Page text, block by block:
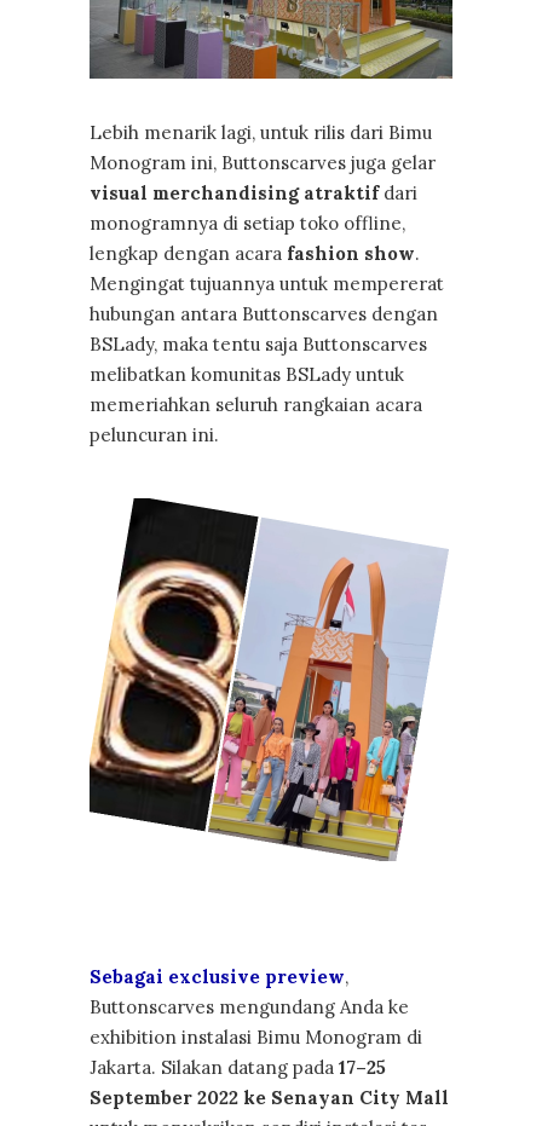
Lebih menarik lagi, untuk rilis dari Bimu
Monogram ini, Buttonscarves juga gelar
visual merchandising atraktif dari
monogramnya di setiap toko offline,
lengkap dengan acara fashion show.
Mengingat tujuannya untuk mempererat
hubungan antara Buttonscarves dengan
BSLady, maka tentu saja Buttonscarves
melibatkan komunitas BSLady untuk
memeriahkan seluruh rangkaian acara
peluncuran ini.
Sebagai exclusive preview,
Buttonscarves mengundang Anda ke
exhibition instalasi Bimu Monogram di
Jakarta. Silakan datang pada 17–25
September 2022 ke Senayan City Mall